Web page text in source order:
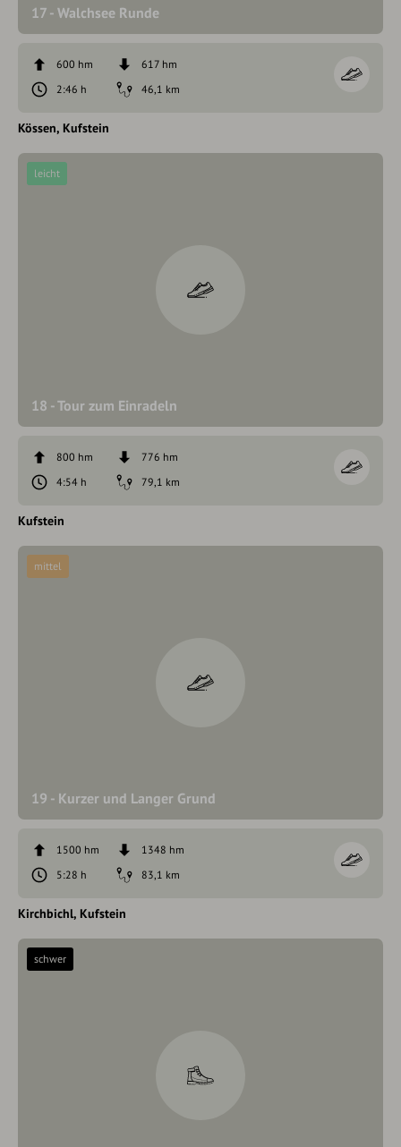
17 - Walchsee Runde
600 hm
617 hm
2:46 h
46,1 km
Kössen Kufstein
18 - Tour zum Einradeln
leicht
800 hm
776 hm
4:54 h
79,1 km
Kufstein
19 - Kurzer und Langer Grund
mittel
1500 hm
1348 hm
5:28 h
83,1 km
Kirchbichl Kufstein
schwer